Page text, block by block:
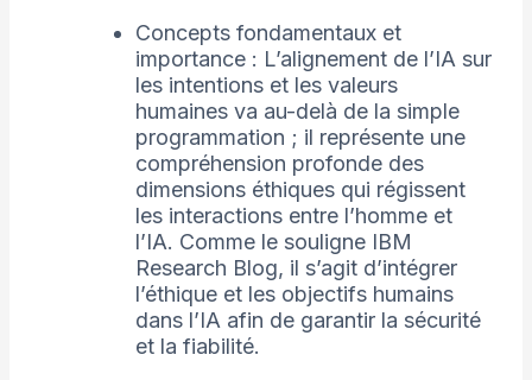
Concepts fondamentaux et
importance : L’alignement de l’IA sur
les intentions et les valeurs
humaines va au-delà de la simple
programmation ; il représente une
compréhension profonde des
dimensions éthiques qui régissent
les interactions entre l’homme et
l’IA. Comme le souligne IBM
Research Blog, il s’agit d’intégrer
l’éthique et les objectifs humains
dans l’IA afin de garantir la sécurité
et la fiabilité.